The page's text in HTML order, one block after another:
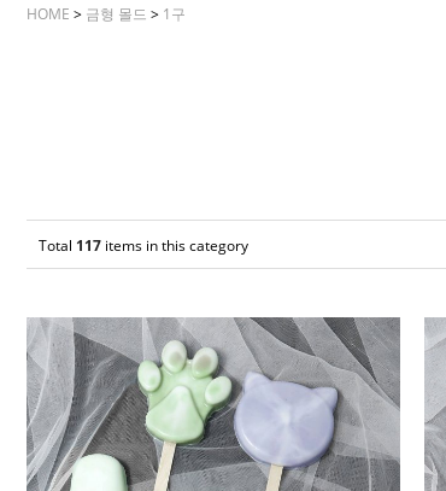
HOME > 금형 몰드 > 1구
Total 117 items in this category